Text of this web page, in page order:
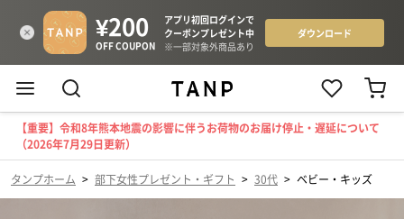
【重要】令和8年熊本地震の影響に伴うお荷物のお届け停止・遅延について
（2026年7月29日更新）
タンプホーム > 部下女性プレゼント・ギフト > 30代 > ベビー・キッズ